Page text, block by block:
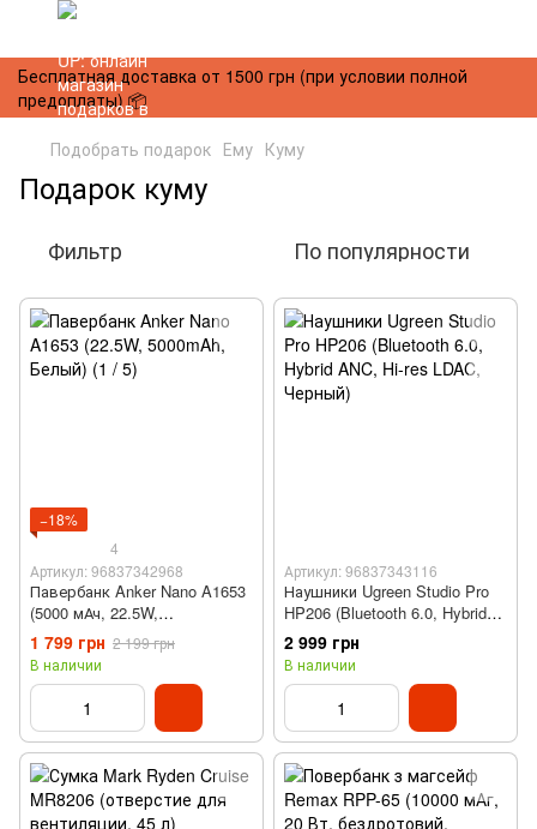
Бесплатная доставка от 1500 грн (при условии полной
предоплаты) 📦
Подобрать подарок Ему Куму
Подарок куму
Фильтр По популярности
−18%
4
Артикул: 96837342968
Павербанк Anker Nano A1653
(5000 мАч, 22.5W,
встроенный USB-C, Белый)
1 799 грн 2 199 грн
В наличии
Артикул: 96837343116
Наушники Ugreen Studio Pro
HP206 (Bluetooth 6.0, Hybrid
ANC, Hi-res LDAC, Черный)
2 999 грн
В наличии